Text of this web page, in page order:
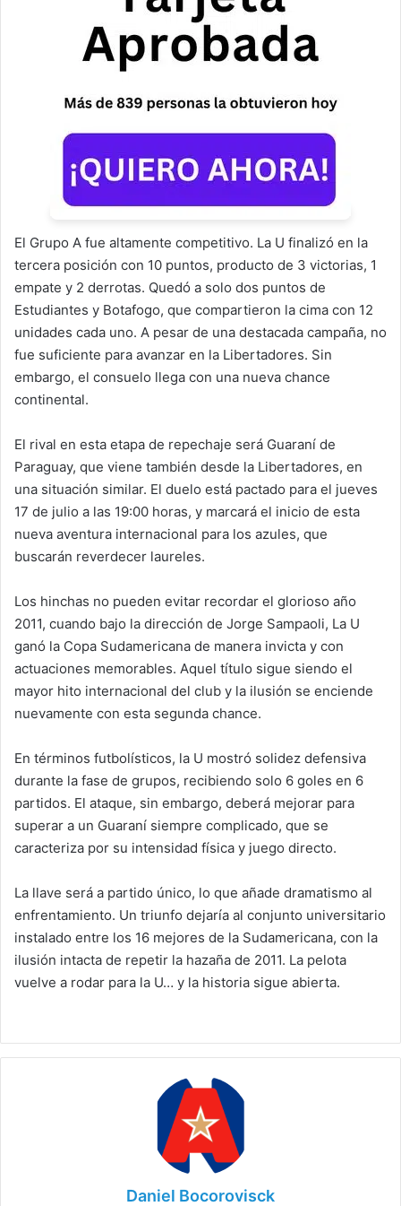
El Grupo A fue altamente competitivo. La U finalizó en la
tercera posición con 10 puntos, producto de 3 victorias, 1
empate y 2 derrotas. Quedó a solo dos puntos de
Estudiantes y Botafogo, que compartieron la cima con 12
unidades cada uno. A pesar de una destacada campaña, no
fue suficiente para avanzar en la Libertadores. Sin
embargo, el consuelo llega con una nueva chance
continental.
El rival en esta etapa de repechaje será Guaraní de
Paraguay, que viene también desde la Libertadores, en
una situación similar. El duelo está pactado para el jueves
17 de julio a las 19:00 horas, y marcará el inicio de esta
nueva aventura internacional para los azules, que
buscarán reverdecer laureles.
Los hinchas no pueden evitar recordar el glorioso año
2011, cuando bajo la dirección de Jorge Sampaoli, La U
ganó la Copa Sudamericana de manera invicta y con
actuaciones memorables. Aquel título sigue siendo el
mayor hito internacional del club y la ilusión se enciende
nuevamente con esta segunda chance.
En términos futbolísticos, la U mostró solidez defensiva
durante la fase de grupos, recibiendo solo 6 goles en 6
partidos. El ataque, sin embargo, deberá mejorar para
superar a un Guaraní siempre complicado, que se
caracteriza por su intensidad física y juego directo.
La llave será a partido único, lo que añade dramatismo al
enfrentamiento. Un triunfo dejaría al conjunto universitario
instalado entre los 16 mejores de la Sudamericana, con la
ilusión intacta de repetir la hazaña de 2011. La pelota
vuelve a rodar para la U… y la historia sigue abierta.
Daniel Bocorovisck